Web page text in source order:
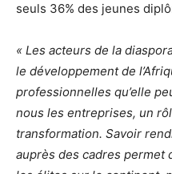
seuls 36% des jeunes
« Les acteurs de la
le développement de
professionnelles qu’elle
nous les entreprises, un
transformation. Savoir
auprès des cadres permet